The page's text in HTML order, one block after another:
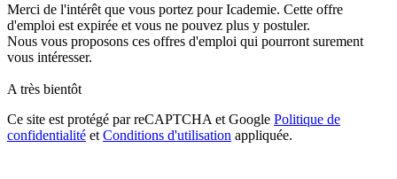
Merci de l'intérêt que vous portez pour Icademie. Cette offre
d'emploi est expirée et vous ne pouvez plus y postuler.
Nous vous proposons ces offres d'emploi qui pourront surement
vous intéresser.
A très bientôt
Ce site est protégé par reCAPTCHA et Google Politique de
confidentialité et Conditions d'utilisation appliquée.